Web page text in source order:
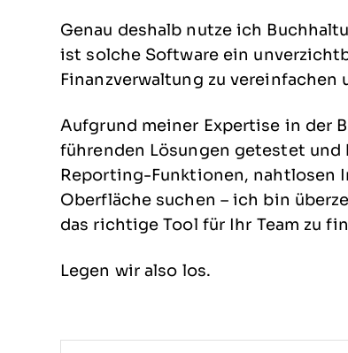
Genau deshalb nutze ich
ist solche Software ein
Finanzverwaltung zu vereinfachen
Aufgrund meiner Expertise in der
führenden Lösungen getestet und
Reporting-Funktionen, nahtlosen
Oberfläche suchen – ich bin
das richtige Tool für Ihr Team zu
Legen wir also los.